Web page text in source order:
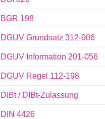
BGR 198
DGUV Grundsatz 312-906
DGUV Information 201-056
DGUV Regel 112-198
DIBt / DIBt-Zulassung
DIN 4426